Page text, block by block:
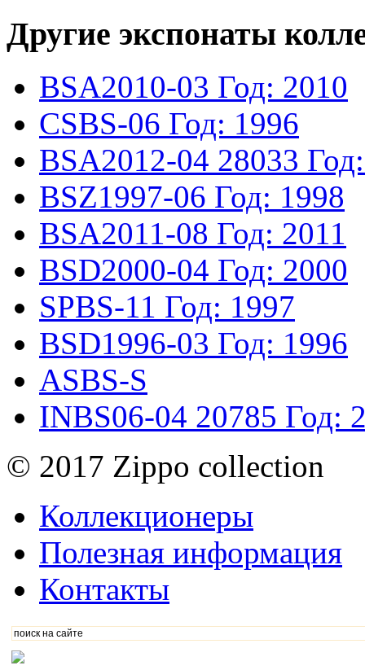
Другие экспонаты
BSA2010-03 Год: 2010
CSBS-06 Год: 1996
BSA2012-04 28033
BSZ1997-06 Год: 1998
BSA2011-08 Год: 2011
BSD2000-04 Год: 2000
SPBS-11 Год: 1997
BSD1996-03 Год: 1996
ASBS-S
INBS06-04 20785 Год:
© 2017 Zippo collection
Коллекционеры
Полезная информация
Контакты